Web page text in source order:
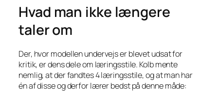
Hvad man ikke længere
taler om
Der, hvor modellen undervejs er blevet udsat for
kritik, er dens dele om læringsstile. Kolb mente
nemlig, at der fandtes 4 læringsstile, og at man har
én af disse og derfor lærer bedst på denne måde: